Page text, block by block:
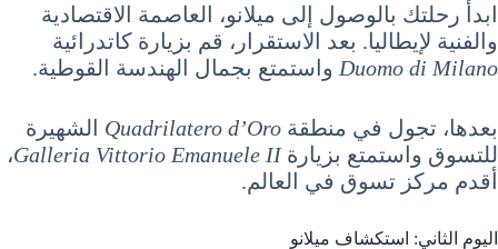
ابدأ رحلتك بالوصول إلى ميلانو، العاصمة الاقتصادية
والفنية لإيطاليا. بعد الاستقرار، قم بزيارة كاتدرائية
Duomo di Milano واستمتع بجمال الهندسة القوطية.
بعدها، تجول في منطقة Quadrilatero d’Oro الشهيرة
للتسوق واستمتع بزيارةGalleria Vittorio Emanuele II،
أقدم مركز تسوق في العالم.
اليوم الثاني: استكشاف ميلانو